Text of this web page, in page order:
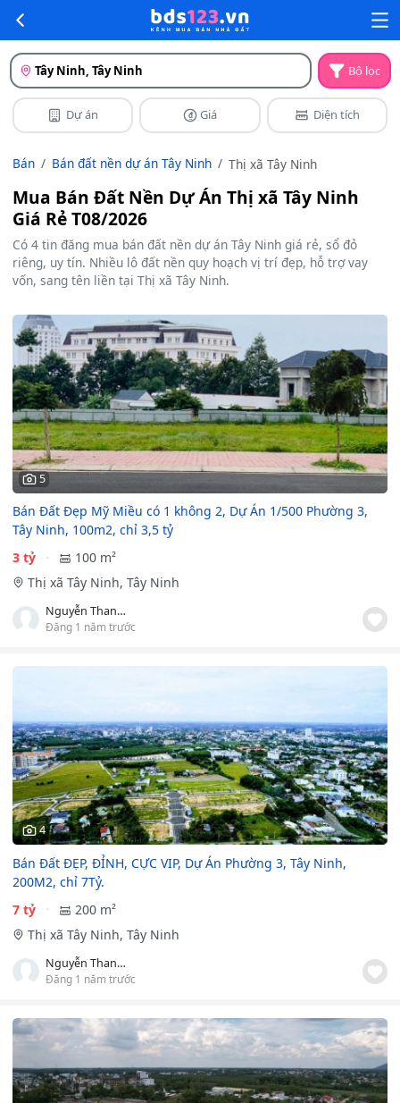
Tây Ninh, Tây Ninh Bộ lọc
Dự án Giá Diện tích
Bán Bán đất nền dự án Tây Ninh Thị xã Tây Ninh
Mua Bán Đất Nền Dự Án Thị xã Tây Ninh
Giá Rẻ T08/2026
Có 4 tin đăng mua bán đất nền dự án Tây Ninh giá rẻ, sổ đỏ
riêng, uy tín. Nhiều lô đất nền quy hoạch vị trí đẹp, hỗ trợ vay
vốn, sang tên liền tại Thị xã Tây Ninh.
5
Bán Đất Đẹp Mỹ Miều có 1 không 2, Dự Án 1/500 Phường 3,
Tây Ninh, 100m2, chỉ 3,5 tỷ
3 tỷ
100 m²
Thị xã Tây Ninh, Tây Ninh
Nguyễn Thanh Hùng
Đăng 1 năm trước
4
Bán Đất ĐẸP, ĐỈNH, CỰC VIP, Dự Án Phường 3, Tây Ninh,
200M2, chỉ 7Tỷ.
7 tỷ
200 m²
Thị xã Tây Ninh, Tây Ninh
Nguyễn Thanh Hùng
Đăng 1 năm trước